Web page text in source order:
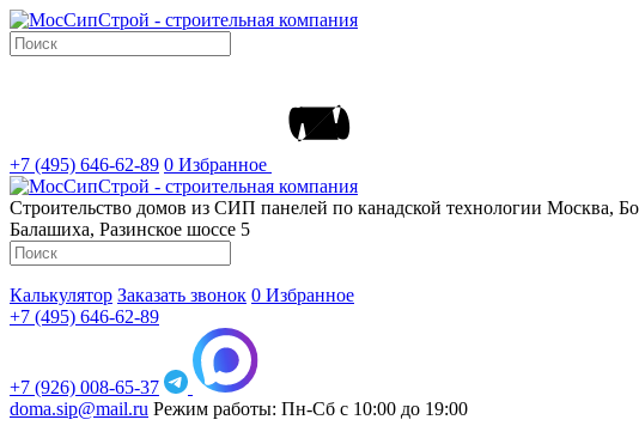
+7 (495) 646-62-89 0 Избранное
Строительство домов из СИП панелей по канадской технологии Москва,
Балашиха, Разинское шоссе 5
Калькулятор Заказать звонок 0 Избранное
+7 (495) 646-62-89
+7 (926) 008-65-37
doma.sip@mail.ru Режим работы: Пн-Сб с 10:00 до 19:00